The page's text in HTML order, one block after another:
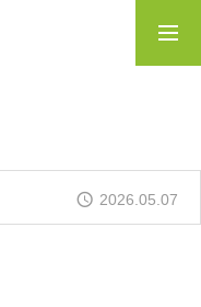
2026.05.07